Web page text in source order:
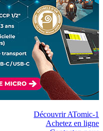
Découvrir ATomic-1
Achetez en ligne